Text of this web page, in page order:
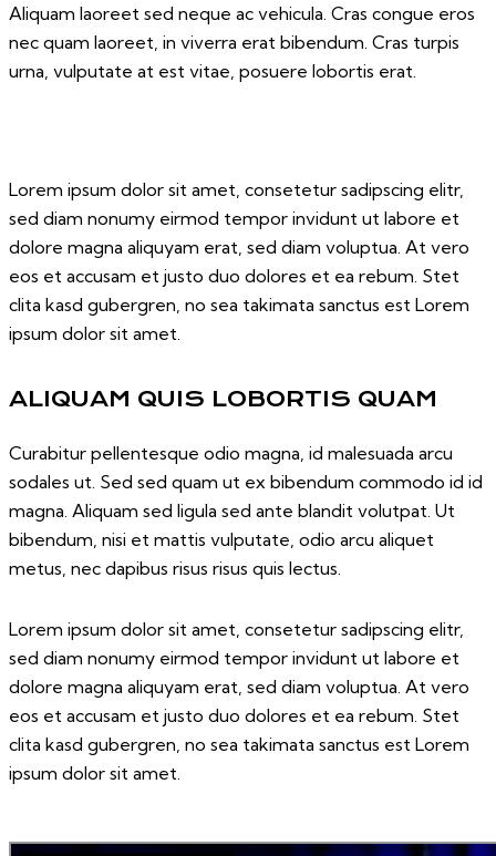
Aliquam laoreet sed neque ac vehicula. Cras congue eros
nec quam laoreet, in viverra erat bibendum. Cras turpis
urna, vulputate at est vitae, posuere lobortis erat.
Lorem ipsum dolor sit amet, consetetur sadipscing elitr,
sed diam nonumy eirmod tempor invidunt ut labore et
dolore magna aliquyam erat, sed diam voluptua. At vero
eos et accusam et justo duo dolores et ea rebum. Stet
clita kasd gubergren, no sea takimata sanctus est Lorem
ipsum dolor sit amet.
ALIQUAM QUIS LOBORTIS QUAM
Curabitur pellentesque odio magna, id malesuada arcu
sodales ut. Sed sed quam ut ex bibendum commodo id id
magna. Aliquam sed ligula sed ante blandit volutpat. Ut
bibendum, nisi et mattis vulputate, odio arcu aliquet
metus, nec dapibus risus risus quis lectus.
Lorem ipsum dolor sit amet, consetetur sadipscing elitr,
sed diam nonumy eirmod tempor invidunt ut labore et
dolore magna aliquyam erat, sed diam voluptua. At vero
eos et accusam et justo duo dolores et ea rebum. Stet
clita kasd gubergren, no sea takimata sanctus est Lorem
ipsum dolor sit amet.